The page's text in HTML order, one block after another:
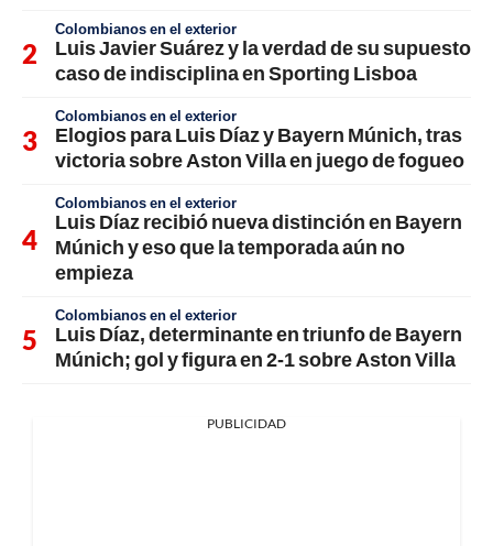
Colombianos en el exterior
Luis Javier Suárez y la verdad de su supuesto
caso de indisciplina en Sporting Lisboa
Colombianos en el exterior
Elogios para Luis Díaz y Bayern Múnich, tras
victoria sobre Aston Villa en juego de fogueo
Colombianos en el exterior
Luis Díaz recibió nueva distinción en Bayern
Múnich y eso que la temporada aún no
empieza
Colombianos en el exterior
Luis Díaz, determinante en triunfo de Bayern
Múnich; gol y figura en 2-1 sobre Aston Villa
PUBLICIDAD